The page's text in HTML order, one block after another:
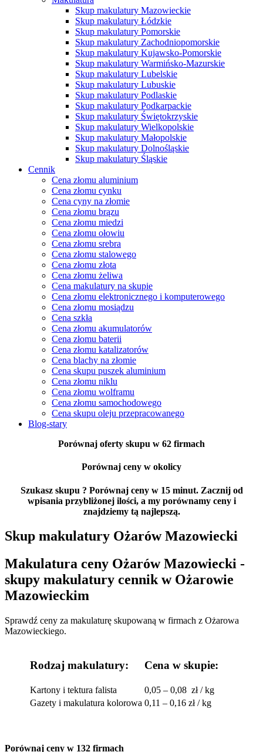
Skup makulatury Mazowieckie
Skup makulatury Łódzkie
Skup makulatury Pomorskie
Skup makulatury Zachodniopomorskie
Skup makulatury Kujawsko-Pomorskie
Skup makulatury Warmińsko-Mazurskie
Skup makulatury Lubelskie
Skup makulatury Lubuskie
Skup makulatury Podlaskie
Skup makulatury Podkarpackie
Skup makulatury Świętokrzyskie
Skup makulatury Wielkopolskie
Skup makulatury Małopolskie
Skup makulatury Dolnośląskie
Skup makulatury Śląskie
Cennik
Cena złomu aluminium
Cena złomu cynku
Cena cyny na złomie
Cena złomu brązu
Cena złomu miedzi
Cena złomu ołowiu
Cena złomu srebra
Cena złomu stalowego
Cena złomu złota
Cena złomu żeliwa
Cena makulatury na skupie
Cena złomu elektronicznego i komputerowego
Cena złomu mosiądzu
Cena szkła
Cena złomu akumulatorów
Cena złomu baterii
Cena złomu katalizatorów
Cena blachy na złomie
Cena skupu puszek aluminium
Cena złomu niklu
Cena złomu wolframu
Cena złomu samochodowego
Cena skupu oleju przepracowanego
Blog-stary
Porównaj oferty skupu w 62 firmach
Porównaj ceny w okolicy
Szukasz skupu ? Porównaj ceny w 15 minut. Zacznij od
wpisania przybliżonej ilości, a my porównamy ceny i
znajdziemy tą najlepszą.
Skup makulatury Ożarów Mazowiecki
Makulatura ceny Ożarów Mazowiecki -
skupy makulatury cennik w Ożarowie
Mazowieckim
Sprawdź ceny za makulaturę skupowaną w firmach z Ożarowa
Mazowieckiego.
Rodzaj makulatury: Cena w skupie:
Kartony i tektura falista
0,05 – 0,08 zł / kg
Gazety i makulatura kolorowa 0,11 – 0,16 zł / kg
Porównaj ceny w 132 firmach